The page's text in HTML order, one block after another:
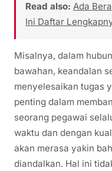
Read also: Ada
Ini Daftar
Misalnya, dalam
bawahan, keandalan
menyelesaikan tugas
penting dalam
seorang pegawai
waktu dan dengan
akan merasa yakin
diandalkan. Hal ini